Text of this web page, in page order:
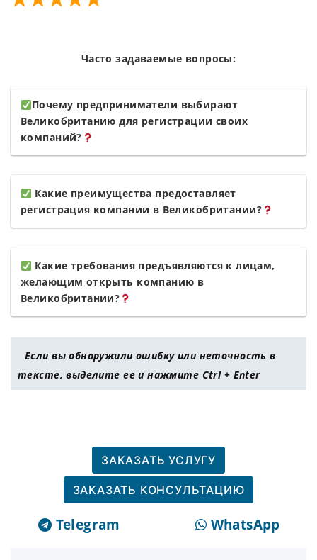
Часто задаваемые вопросы:
Почему предприниматели выбирают
Великобританию для регистрации своих
компаний?
Какие преимущества предоставляет
регистрация компании в Великобритании?
Какие требования предъявляются к лицам,
желающим открыть компанию в
Великобритании?
Если вы обнаружили ошибку или неточность в
тексте, выделите ее и нажмите Ctrl + Enter
ЗАКАЗАТЬ УСЛУГУ
ЗАКАЗАТЬ КОНСУЛЬТАЦИЮ
Telegram WhatsApp